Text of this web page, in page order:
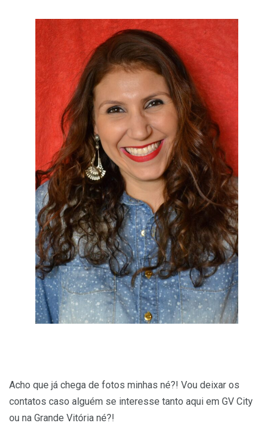
Acho que já chega de fotos minhas né?! Vou deixar os
contatos caso alguém se interesse tanto aqui em GV City
ou na Grande Vitória né?!